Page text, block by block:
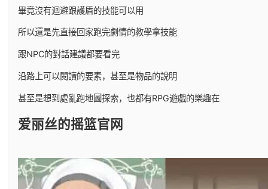
畢竟沒有迴避跟護盾的技能可以用
所以還是先直接回家跑完劇情的教學拿技能
跟NPC的對話建議都要看完
沿路上可以閱讀的要素，甚至是物品的說明
甚至是想到處亂跑地圖探索，也都有RPG遊戲的樂趣在
爱丽丝的摇篮官网